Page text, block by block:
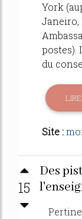
York
Janeiro,
postes).
du
Site :
15
Des